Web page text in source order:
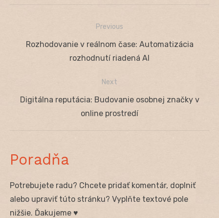
Navigácia
Previous
Previous
Rozhodovanie v reálnom čase: Automatizácia
rozhodnutí riadená AI
Next
Next
Digitálna reputácia: Budovanie osobnej značky v
online prostredí
Poradňa
Potrebujete radu? Chcete pridať komentár, doplniť
alebo upraviť túto stránku? Vyplňte textové pole
nižšie. Ďakujeme ♥